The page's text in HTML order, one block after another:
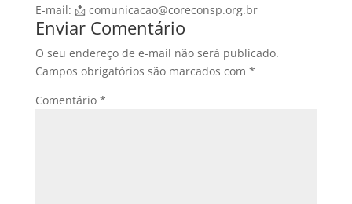
E-mail: 📩 comunicacao@coreconsp.org.br
Enviar Comentário
O seu endereço de e-mail não será publicado.
Campos obrigatórios são marcados com *
Comentário *